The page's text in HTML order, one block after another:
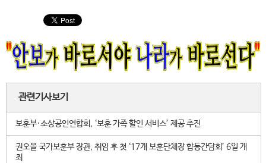
관련기사보기
보훈부·소상공인연합회, ‘보훈 가족 할인 서비스’ 제공 추진
권오을 국가보훈부 장관, 취임 후 첫 ‘17개 보훈단체장 합동간담회’ 6일 개
최